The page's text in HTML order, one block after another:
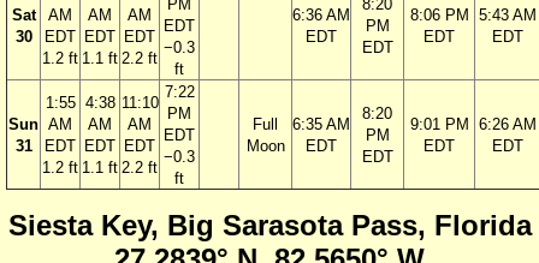
Sat
30
AM
EDT
1.2 ft
AM
EDT
1.1 ft
AM
EDT
2.2 ft
PM
EDT
−0.3
ft
6:36 AM
EDT
8:20
PM
EDT
8:06 PM
EDT
5:43 AM
EDT
Sun
31
1:55
AM
EDT
1.2 ft
4:38
AM
EDT
1.1 ft
11:10
AM
EDT
2.2 ft
7:22
PM
EDT
−0.3
ft
Full
Moon
6:35 AM
EDT
8:20
PM
EDT
9:01 PM
EDT
6:26 AM
EDT
Siesta Key, Big Sarasota Pass, Florida